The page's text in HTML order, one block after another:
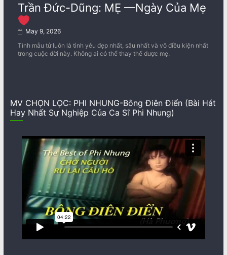
Trần Đức-Dũng: MẸ —Ngày Của Mẹ
May 9, 2026
Tình mẫu tử luôn là tình yêu đẹp nhất, sâu nhất và vô điều kiện nhất
trong cuộc đời này. Không ai có thể thay thế được mẹ.
MV CHỌN LỌC: PHI NHUNG-Bông Điên Điển (Bài Hát
Hay Nhất Sự Nghiệp Của Ca Sĩ Phi Nhung)